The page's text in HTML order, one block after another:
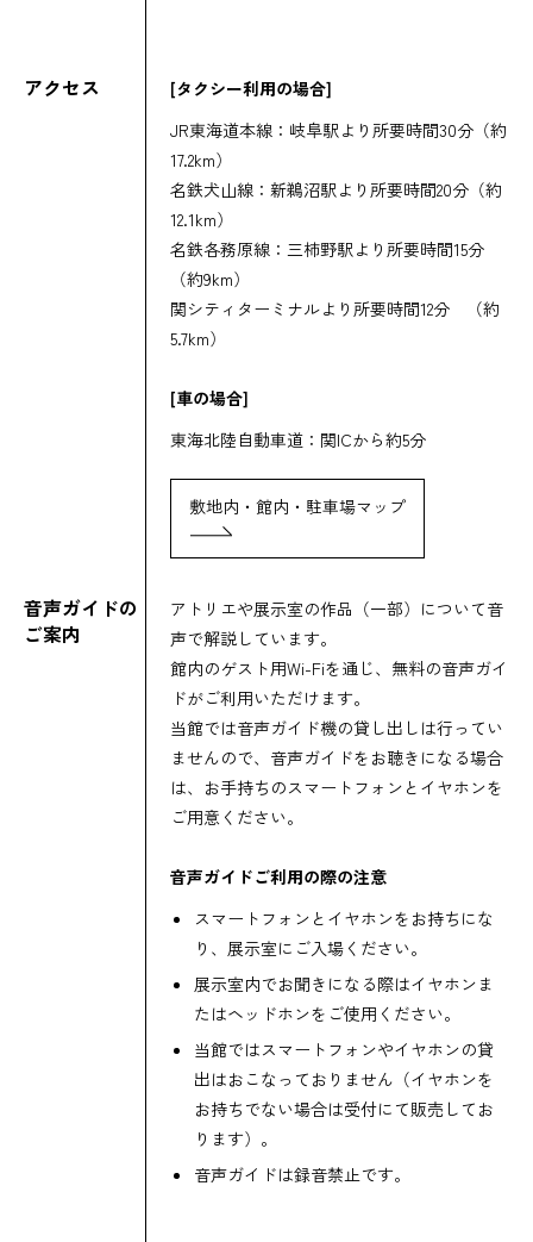
アクセス
[タクシー利用の場合]
JR東海道本線：岐阜駅より所要時間30分（約
17.2km）
名鉄犬山線：新鵜沼駅より所要時間20分（約
12.1km）
名鉄各務原線：三柿野駅より所要時間15分
（約9km）
関シティターミナルより所要時間12分 （約
5.7km）
[車の場合]
東海北陸自動車道：関ICから約5分
敷地内・館内・駐車場マップ
音声ガイドの
ご案内
アトリエや展示室の作品（一部）について音
声で解説しています。
館内のゲスト用Wi-Fiを通じ、無料の音声ガイ
ドがご利用いただけます。
当館では音声ガイド機の貸し出しは行ってい
ませんので、音声ガイドをお聴きになる場合
は、お手持ちのスマートフォンとイヤホンを
ご用意ください。
音声ガイドご利用の際の注意
スマートフォンとイヤホンをお持ちにな
り、展示室にご入場ください。
展示室内でお聞きになる際はイヤホンま
たはヘッドホンをご使用ください。
当館ではスマートフォンやイヤホンの貸
出はおこなっておりません（イヤホンを
お持ちでない場合は受付にて販売してお
ります）。
音声ガイドは録音禁止です。